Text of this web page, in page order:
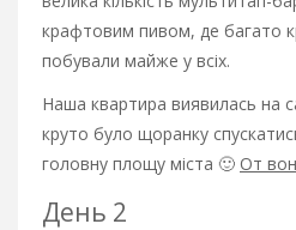
крафтовим пивом, де багато
побували майже у всіх.
Наша квартира виявилась на
круто було щоранку
головну площу міста 🙂 От
День 2